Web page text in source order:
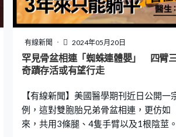
這出？如果我訂單不填備註，是不是這
錢，什麼都不用幹？你覺得你幹不了可
在清高甚麼？現在是我錢付了，我要的
病吧？」車手稱「你可以讓客服介入投
「已經在投了呢。老子讓你服務的就是
那這十塊就是給你的安葬費。」 平台：
有線新聞 2024年05月20日
罕見骨盆相連「蜘蛛連體嬰」 四臂
奇蹟存活或有望行走
【有線新聞】美國醫學期刊近日公開一
例，這對雙胞胎兄弟骨盆相連，更仿如
來，共用3條腿、4隻手臂以及1根陰莖